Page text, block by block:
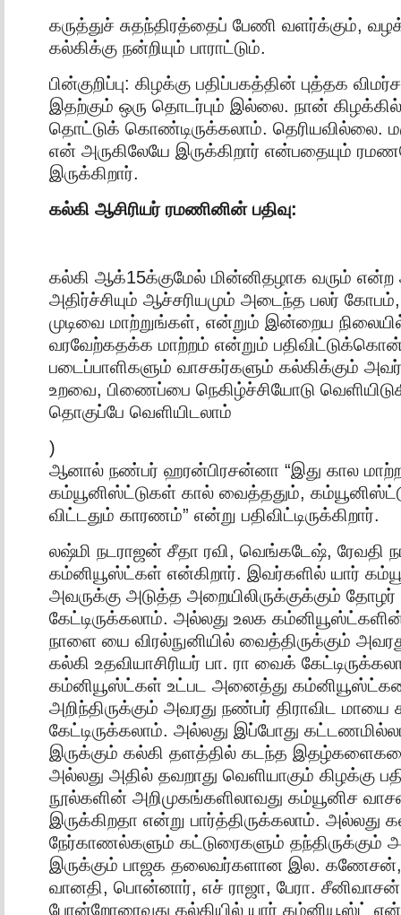
கருத்துச் சுதந்திரத்தைப் பேணி வளர்க்கும்,
கல்கிக்கு நன்றியும் பாராட்டும்.
பின்குறிப்பு: கிழக்கு பதிப்பகத்தின் புத்தக
இதற்கும் ஒரு தொடர்பும் இல்லை. நான்
தொட்டுக் கொண்டிருக்கலாம். தெரியவில்லை.
என் அருகிலேயே இருக்கிறார் என்பதையும்
இருக்கிறார்.
கல்கி ஆசிரியர் ரமணினின் பதிவு:
கல்கி ஆக்15க்குமேல் மின்னிதழாக வரும் என்ற
அதிர்ச்சியும் ஆச்சரியமும் அடைந்த பலர்
முடிவை மாற்றுங்கள், என்றும் இன்றைய
வரவேற்கதக்க மாற்றம் என்றும்
படைப்பாளிகளும் வாசகர்களும் கல்கிக்கும்
உறவை, பிணைப்பை நெகிழ்ச்சியோடு
தொகுப்பே வெளியிடலாம்
)
ஆனால் நண்பர் ஹரன்பிரசன்னா “இது கால
கம்யூனிஸ்ட்டுகள் கால் வைத்ததும்,
விட்டதும் காரணம்” என்று பதிவிட்டிருக்கிறார்.
லஷ்மி நடராஜன் சீதா ரவி, வெங்கடேஷ், ரேவதி
கம்னியூஸ்ட்கள் என்கிறார். இவர்களில் யார்
அவருக்கு அடுத்த அறையிலிருக்குக்கும்
கேட்டிருக்கலாம். அல்லது உலக
நாளை யை விரல்நுனியில் வைத்திருக்கும்
கல்கி உதவியாசிரியர் பா. ரா வைக்
கம்னியூஸ்ட்கள் உட்பட அனைத்து
அறிந்திருக்கும் அவரது நண்பர் திராவிட மாயை
கேட்டிருக்கலாம். அல்லது இப்போது
இருக்கும் கல்கி தளத்தில் கடந்த
அல்லது அதில் தவறாது வெளியாகும் கிழக்கு
நூல்களின் அறிமுகங்களிலாவது கம்யூனிச
இருக்கிறதா என்று பார்த்திருக்கலாம். அல்லது
நேர்காணல்களும் கட்டுரைகளும் தந்திருக்கும்
இருக்கும் பாஜக தலைவர்களான இல.
வானதி, பொன்னார், எச் ராஜா, பேரா.
போன்றோரைவது கல்கியில் யார் கம்னியூஸ்ட்